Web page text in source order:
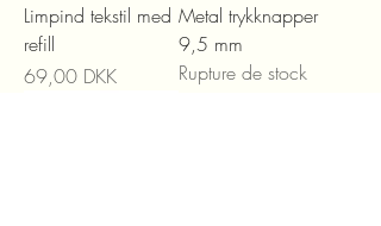
Limpind tekstil med
refill
Prix
69,00 DKK
Metal trykknapper
9,5 mm
Rupture de stock